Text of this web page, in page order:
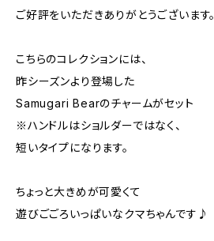
ご好評をいただきありがとうございます。
こちらのコレクションには、
昨シーズンより登場した
Samugari Bearのチャームがセット
※ハンドルはショルダーではなく、
短いタイプになります。
ちょっと大きめが可愛くて
遊びごごろいっぱいなクマちゃんです♪